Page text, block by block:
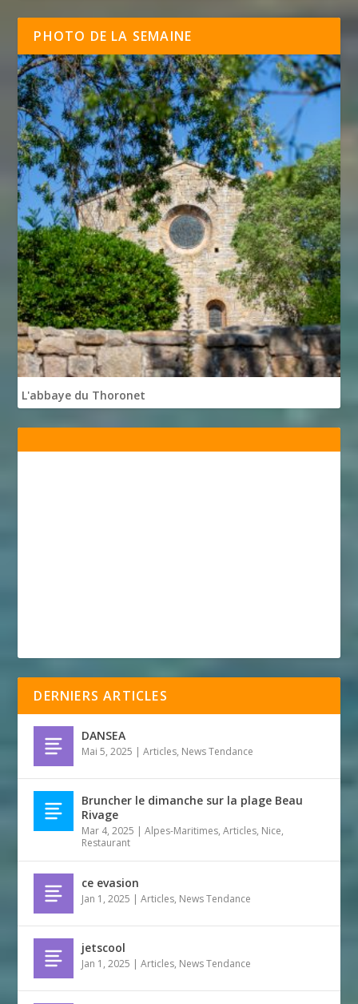
PHOTO DE LA SEMAINE
L'abbaye du Thoronet
DERNIERS ARTICLES
DANSEA
Mai 5, 2025 |Articles, News Tendance
Bruncher le dimanche sur la plage Beau
Rivage
Mar 4, 2025 |Alpes-Maritimes,Articles, Nice,
Restaurant
ce evasion
Jan 1, 2025 |Articles, News Tendance
jetscool
Jan 1, 2025 |Articles, News Tendance